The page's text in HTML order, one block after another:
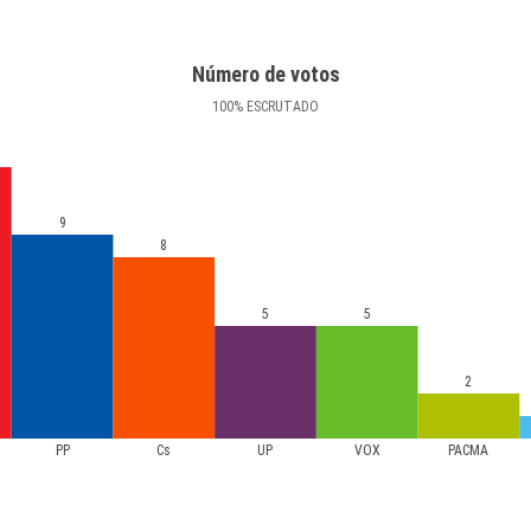
Número de votos
100% ESCRUTADO
PP Cs UP VOX PACMA
9
8
5 5
2